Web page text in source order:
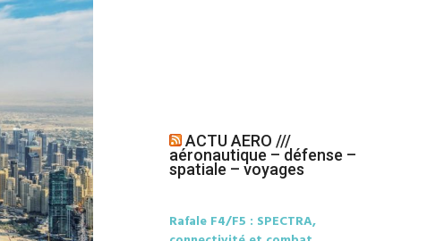
ACTU AERO ///
aéronautique – défense –
spatiale – voyages
Rafale F4/F5 : SPECTRA,